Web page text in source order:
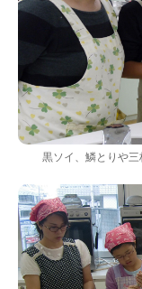
黒ソイ、鱗とりや